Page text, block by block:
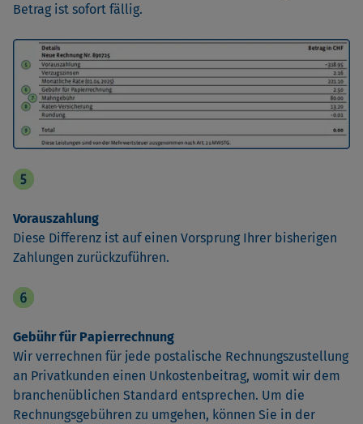
Betrag ist sofort fällig.
Vorauszahlung
Diese Differenz ist auf einen Vorsprung Ihrer bisherigen
Zahlungen zurückzuführen.
Gebühr für Papierrechnung
Wir verrechnen für jede postalische Rechnungszustellung
an Privatkunden einen Unkostenbeitrag, womit wir dem
branchenüblichen Standard entsprechen. Um die
Rechnungsgebühren zu umgehen, können Sie in der